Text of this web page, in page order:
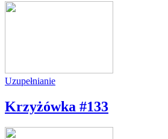
Uzupełnianie
Krzyżówka #133